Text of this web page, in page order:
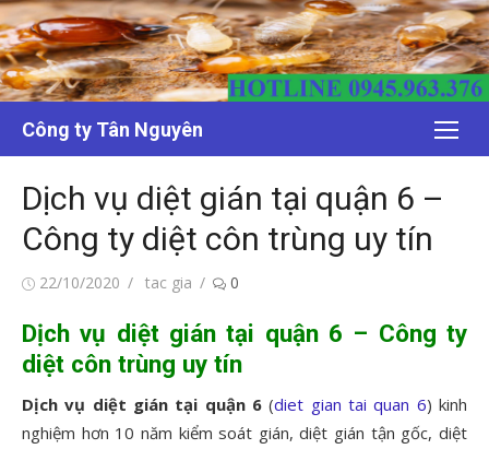
Chuyển
tới
nội
dung
Công ty Tân Nguyên
Dịch vụ diệt gián tại quận 6 –
Công ty diệt côn trùng uy tín
Đăng22/10/2020
Tác
tac gia 0
Dịch vụ diệt gián tại quận 6 – Công ty
diệt côn trùng uy tín
Dịch vụ diệt gián tại quận 6(diet gian tai quan 6) kinh
nghiệm hơn 10 năm kiểm soát gián, diệt gián tận gốc, diệt